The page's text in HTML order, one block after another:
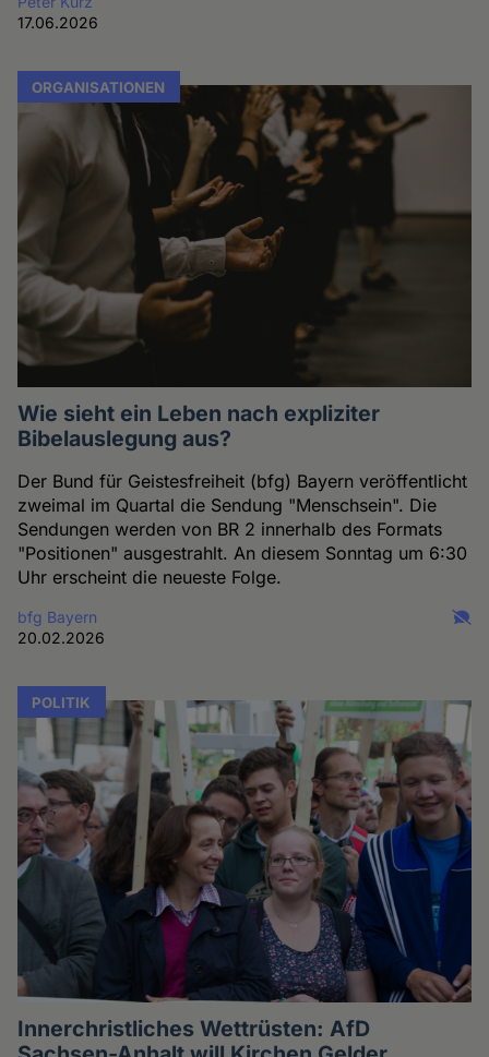
17.06.2026
ORGANISATIONEN
Wie sieht ein Leben nach expliziter
Bibelauslegung aus?
Der Bund für Geistesfreiheit (bfg) Bayern veröffentlicht
zweimal im Quartal die Sendung "Menschsein". Die
Sendungen werden von BR 2 innerhalb des Formats
"Positionen" ausgestrahlt. An diesem Sonntag um 6:30
Uhr erscheint die neueste Folge.
bfg Bayern
20.02.2026
POLITIK
Innerchristliches Wettrüsten: AfD